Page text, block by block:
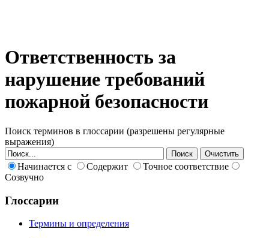
Ответственность за
нарушение требований
пожарной безопасности
Поиск терминов в глоссарии (разрешены регулярные
выражения)
Начинается с Содержит
Точное соответствие
Созвучно
Глоссарии
Термины и определения